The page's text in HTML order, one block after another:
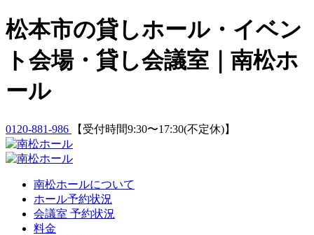
Skip
to
松本市の貸しホール・イベン
ト会場・貸し会議室｜南松ホ
ール
0120-881-986 【受付時間9:30〜17:30(不定休)】
南松ホールについて
ホール予約状況
会議室 予約状況
料金